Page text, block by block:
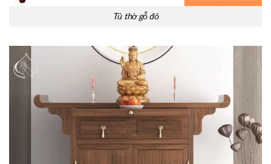
Tủ thờ gỗ đỏ